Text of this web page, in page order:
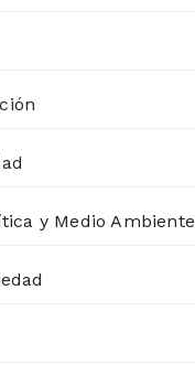
y Medio Ambiente